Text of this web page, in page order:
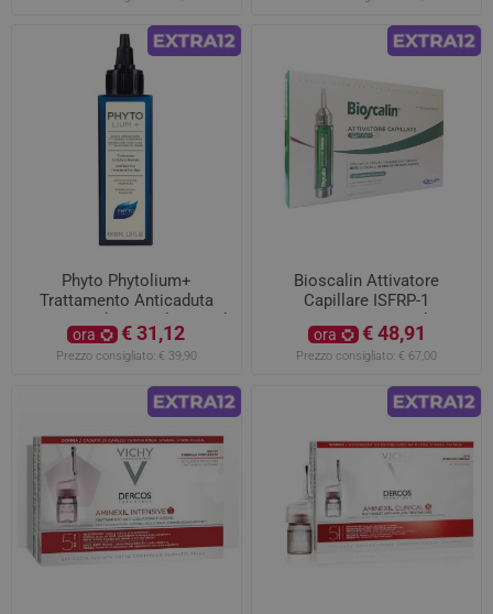
Phyto Phytolium+
Trattamento Anticaduta
Uomo Stadio Iniziale 100ml
ora € 31,12
Prezzo consigliato: € 39,90
Bioscalin Attivatore
Capillare ISFRP-1
Trattamento Anti Caduta 1
Fiala da 10ml
ora € 48,91
Prezzo consigliato: € 67,00